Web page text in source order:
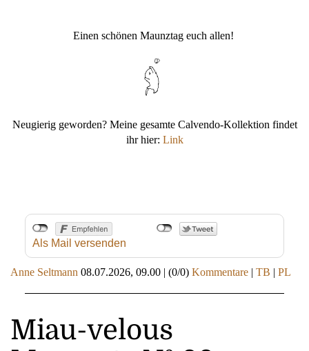
Einen schönen Maunztag euch allen!
Neugierig geworden? Meine gesamte Calvendo-Kollektion findet
ihr hier: Link
Als Mail versenden
Anne Seltmann 08.07.2026, 09.00 | (0/0) Kommentare | TB | PL
Miau-velous